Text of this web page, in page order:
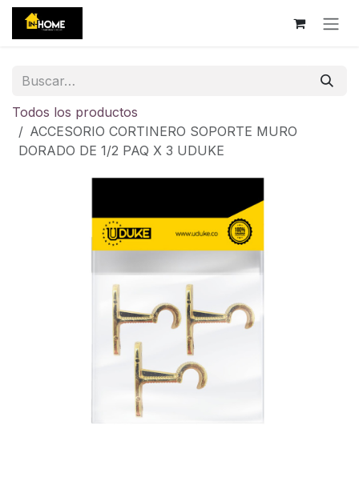
Ir al contenido
Todos los productos
ACCESORIO CORTINERO SOPORTE MURO
DORADO DE 1/2 PAQ X 3 UDUKE